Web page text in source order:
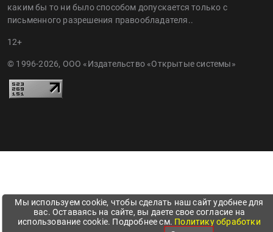
каким бы то ни было способом допускается только с
письменного разрешения правообладателя..
12+
© 1996-2026, ООО «Издательство «Открытые системы»
Мы используем cookie, чтобы сделать наш сайт удобнее для
вас. Оставаясь на сайте, вы даете свое согласие на
использование cookie. Подробнее см. Политику обработки